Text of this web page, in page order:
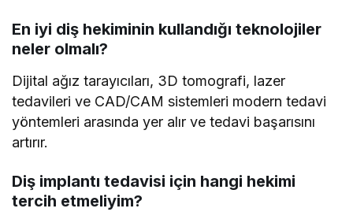
En iyi diş hekiminin kullandığı teknolojiler
neler olmalı?
Dijital ağız tarayıcıları, 3D tomografi, lazer
tedavileri ve CAD/CAM sistemleri modern tedavi
yöntemleri arasında yer alır ve tedavi başarısını
artırır.
Diş implantı tedavisi için hangi hekimi
tercih etmeliyim?